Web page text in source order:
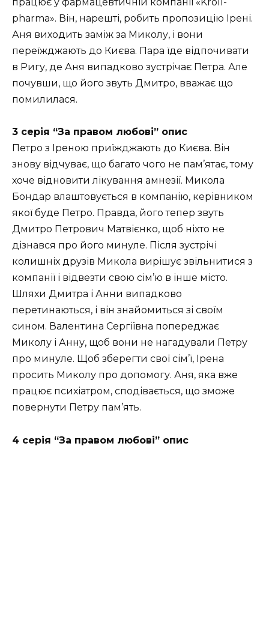
pharma». Він, нарешті, робить пропозицію Ірені.
Аня виходить заміж за Миколу, і вони
переїжджають до Києва. Пара їде відпочивати
в Ригу, де Аня випадково зустрічає Петра. Але
почувши, що його звуть Дмитро, вважає що
помилилася.
3 серія “За правом любові” опис
Петро з Іреною приїжджають до Києва. Він
знову відчуває, що багато чого не пам’ятає, тому
хоче відновити лікування амнезії. Микола
Бондар влаштовується в компанію, керівником
якої буде Петро. Правда, його тепер звуть
Дмитро Петрович Матвієнко, щоб ніхто не
дізнався про його минуле. Після зустрічі
колишніх друзів Микола вирішує звільнитися з
компанії і відвезти свою сім’ю в інше місто.
Шляхи Дмитра і Анни випадково
перетинаються, і він знайомиться зі своїм
сином. Валентина Сергіївна попереджає
Миколу і Анну, щоб вони не нагадували Петру
про минуле. Щоб зберегти свої сім’ї, Ірена
просить Миколу про допомогу. Аня, яка вже
працює психіатром, сподівається, що зможе
повернути Петру пам’ять.
4 серія “За правом любові” опис